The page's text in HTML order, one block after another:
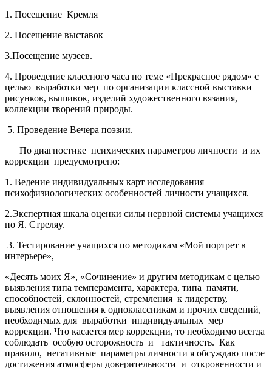
1. Посещение Кремля
2. Посещение выставок
3.Посещение музеев.
4. Проведение классного часа по теме «Прекрасное рядом» с
целью выработки мер по организации классной выставки
рисунков, вышивок, изделий художественного вязания,
коллекции творений природы.
5. Проведение Вечера поэзии.
По диагностике психических параметров личности и их
коррекции предусмотрено:
1. Ведение индивидуальных карт исследования
психофизиологических особенностей личности учащихся.
2.Экспертная шкала оценки силы нервной системы учащихся
по Я. Стреляу.
3. Тестирование учащихся по методикам «Мой портрет в
интерьере»,
«Десять моих Я», «Сочинение» и другим методикам с целью
выявления типа темперамен­та, характера, типа памяти,
способностей, склонностей, стремления к лидерству,
выявления отношения к одноклассникам и прочих сведений,
необходимых для выработки индивидуальных мер
коррекции. Что касается мер коррекции, то необходимо всегда
соблюдать особую осторожность и тактичность. Как
правило, негативные параметры личности я обсуждаю после
достижения атмосферы доверительности и откровенности и